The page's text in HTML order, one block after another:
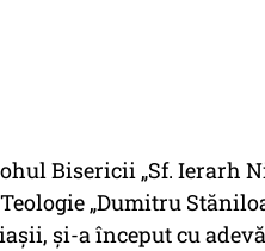
Bisericii „Sf. Ierarh
„Dumitru
și-a început cu